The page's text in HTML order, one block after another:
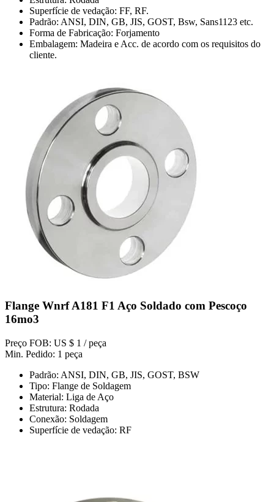
Superfície de vedação: FF, RF.
Padrão: ANSI, DIN, GB, JIS, GOST, Bsw, Sans1123 etc.
Forma de Fabricação: Forjamento
Embalagem: Madeira e Acc. de acordo com os requisitos do
cliente.
Flange Wnrf A181 F1 Aço Soldado com Pescoço
16mo3
Preço FOB: US $ 1 / peça
Min. Pedido: 1 peça
Padrão: ANSI, DIN, GB, JIS, GOST, BSW
Tipo: Flange de Soldagem
Material: Liga de Aço
Estrutura: Rodada
Conexão: Soldagem
Superfície de vedação: RF